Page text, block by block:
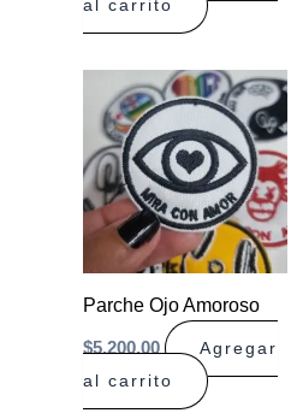
al carrito
Parche Ojo Amoroso
$5.200,00
Agregar
al carrito